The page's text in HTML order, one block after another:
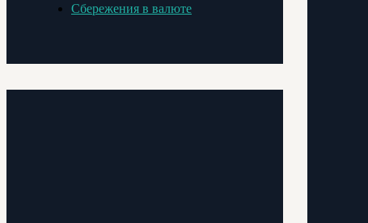
Сбережения в валюте